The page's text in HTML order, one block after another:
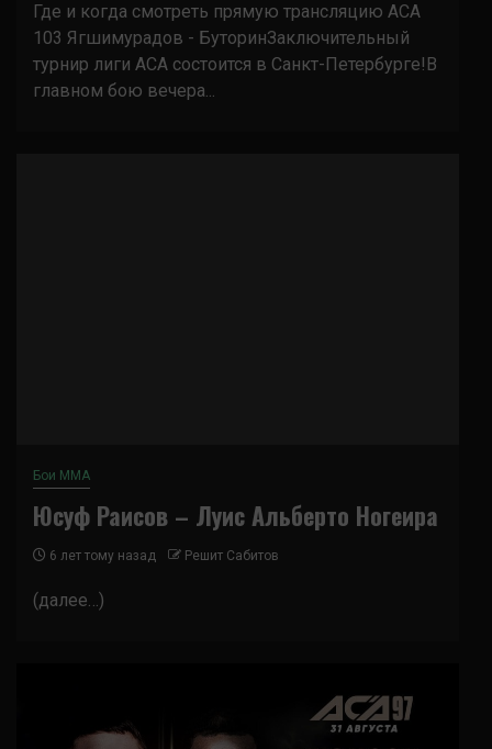
Где и когда смотреть прямую трансляцию ACA
103 Ягшимурадов - БуторинЗаключительный
турнир лиги АСА состоится в Санкт-Петербурге!В
главном бою вечера...
Бои ММА
Юсуф Раисов – Луис Альберто Ногеира
6 лет тому назад Решит Сабитов
(далее…)